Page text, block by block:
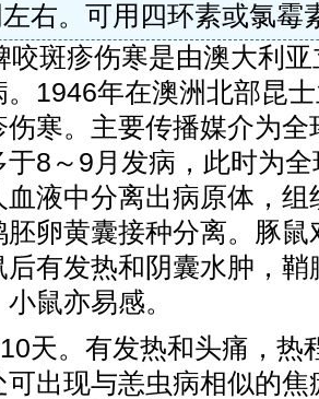
右。可用四环素或氯霉
咬斑疹伤寒是由澳大利
1946年在澳洲北部昆
寒。主要传播媒介为
于8～9月发病，此时为
液中分离出病原体，
卵黄囊接种分离。豚
后有发热和阴囊水肿，
鼠亦易感。
天。有发热和头痛，热
出现与恙虫病相似的